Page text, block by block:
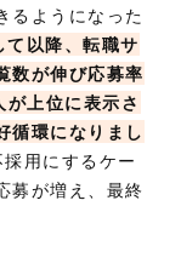
るようになった
て以降、転職サ
数が伸び応募率
上位に表示さ
循環になりまし
用にするケー
募が増え、最終